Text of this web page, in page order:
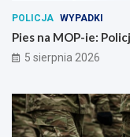
POLICJA WYPADKI
Pies na MOP-ie:
5 sierpnia 2026